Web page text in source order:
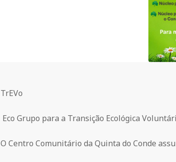
TrEVo
Eco Grupo para a Transição Ecológica
O Centro Comunitário da Quinta do Conde